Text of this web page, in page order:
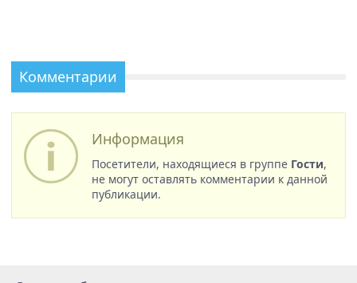
Комментарии
Информация
Посетители, находящиеся в группе Гости,
не могут оставлять комментарии к данной
публикации.